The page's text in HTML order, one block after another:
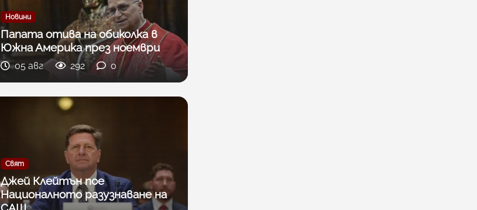
Новини
Папата отива на обиколка в
Южна Америка през ноември
05 авг 292 0
Свят
Джей Клейтън пое
Националното разузнаване на